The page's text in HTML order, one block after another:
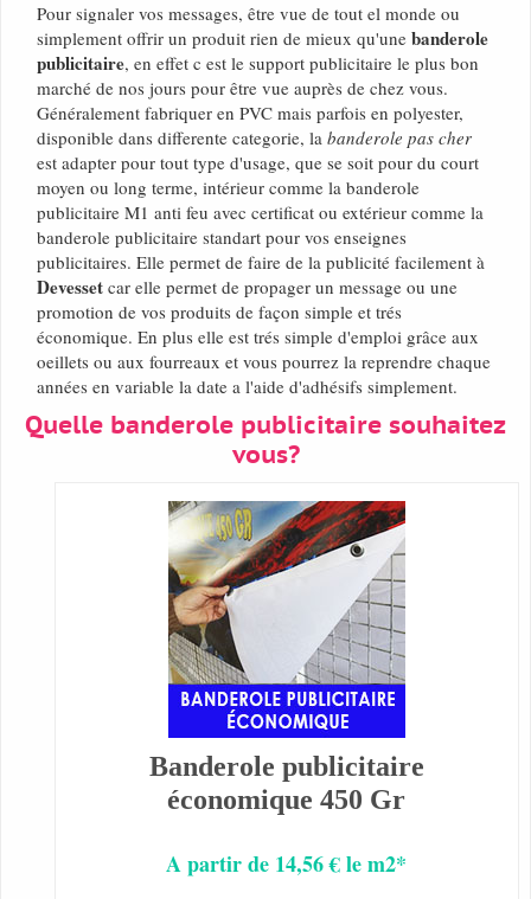
Pour signaler vos messages, être vue de tout el monde ou
simplement offrir un produit rien de mieux qu'une banderole
publicitaire, en effet c est le support publicitaire le plus bon
marché de nos jours pour être vue auprès de chez vous.
Généralement fabriquer en PVC mais parfois en polyester,
disponible dans differente categorie, la banderole pas cher
est adapter pour tout type d'usage, que se soit pour du court
moyen ou long terme, intérieur comme la banderole
publicitaire M1 anti feu avec certificat ou extérieur comme la
banderole publicitaire standart pour vos enseignes
publicitaires. Elle permet de faire de la publicité facilement à
Devesset car elle permet de propager un message ou une
promotion de vos produits de façon simple et trés
économique. En plus elle est trés simple d'emploi grâce aux
oeillets ou aux fourreaux et vous pourrez la reprendre chaque
années en variable la date a l'aide d'adhésifs simplement.
Quelle banderole publicitaire souhaitez
vous?
Banderole publicitaire
économique 450 Gr
A partir de 14,56 € le m2*